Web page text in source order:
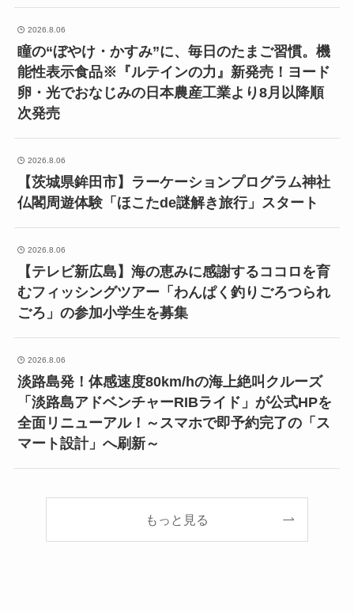
2026.8.06
瞳の“ぼやけ・かすみ”に、毎日のたまご習慣。機
能性表示食品※『ルテインの力』新発売！ヨード
卵・光でおなじみの日本農産工業より8月以降順
次発売
2026.8.06
【茨城県鉾田市】ラーケーションプログラム神社
仏閣周遊体験「ほこたde謎解き旅行」スタート
2026.8.06
【テレビ新広島】海の恵みに感謝するココロを育
むフィッシングツアー「わんぱく釣りごろつられ
ごろ」の参加小学生を募集
2026.8.06
淡路島発！体感速度80km/hの海上絶叫クルーズ
「淡路島アドベンチャーRIBライド」が公式HPを
全面リニューアル！～スマホで即予約完了の「ス
マート設計」へ刷新～
もっと見る